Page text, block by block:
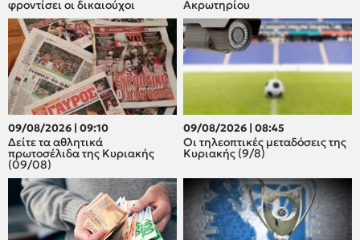
φροντίσει οι δικαιούχοι Ακρωτηρίου
09/08/2026 | 09:10
Δείτε τα αθλητικά
πρωτοσέλιδα της Κυριακής
(09/08)
09/08/2026 | 08:45
Οι τηλεοπτικές μεταδόσεις της
Κυριακής (9/8)